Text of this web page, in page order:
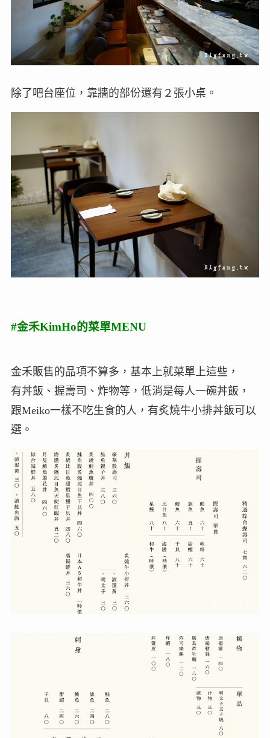
除了吧台座位，靠牆的部份還有２張小桌。
#金禾KimHo的菜單MENU
金禾販售的品項不算多，基本上就菜單上這些，
有丼飯、握壽司、炸物等，低消是每人一碗丼飯，
跟Meiko一樣不吃生食的人，有炙燒牛小排丼飯可以
選。